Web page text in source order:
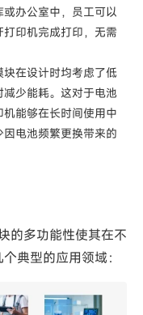
办公室中，员工可以
印机完成打印，无需
块在设计时均考虑了低
少能耗。这对于电池
能够在长时间使用中
电池频繁更换带来的
的多功能性使其在不
典型的应用领域：